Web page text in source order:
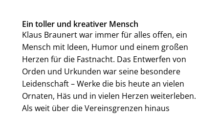
Ein toller und kreativer Mensch
Klaus Braunert war immer für alles offen, ein
Mensch mit Ideen, Humor und einem großen
Herzen für die Fastnacht. Das Entwerfen von
Orden und Urkunden war seine besondere
Leidenschaft – Werke die bis heute an vielen
Ornaten, Häs und in vielen Herzen weiterleben.
Als weit über die Vereinsgrenzen hinaus